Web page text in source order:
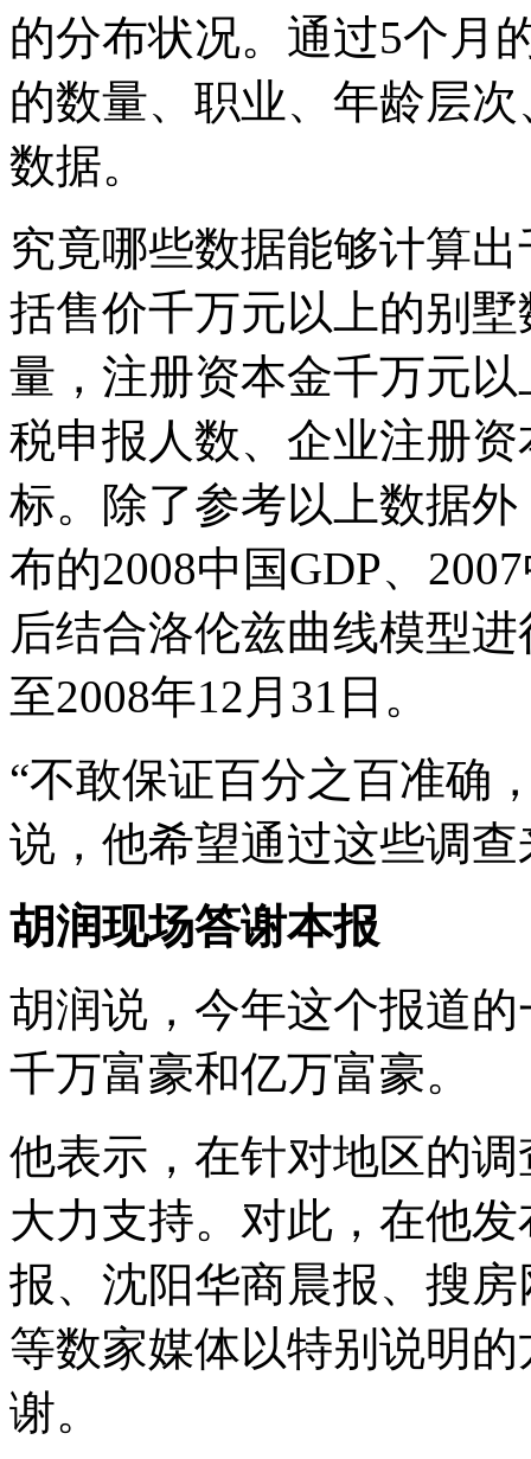
的分布状况。通过5个月
的数量、职业、年龄层
数据。
究竟哪些数据能够计算
括售价千万元以上的别
量，注册资本金千万元
税申报人数、企业注册
标。除了参考以上数据
布的2008中国GDP、
后结合洛伦兹曲线模型
至2008年12月31日。
“不敢保证百分之百准确
说，他希望通过这些调
胡润现场答谢本报
胡润说，今年这个报道
千万富豪和亿万富豪。
他表示，在针对地区的
大力支持。对此，在他
报、沈阳华商晨报、搜
等数家媒体以特别说明
谢。